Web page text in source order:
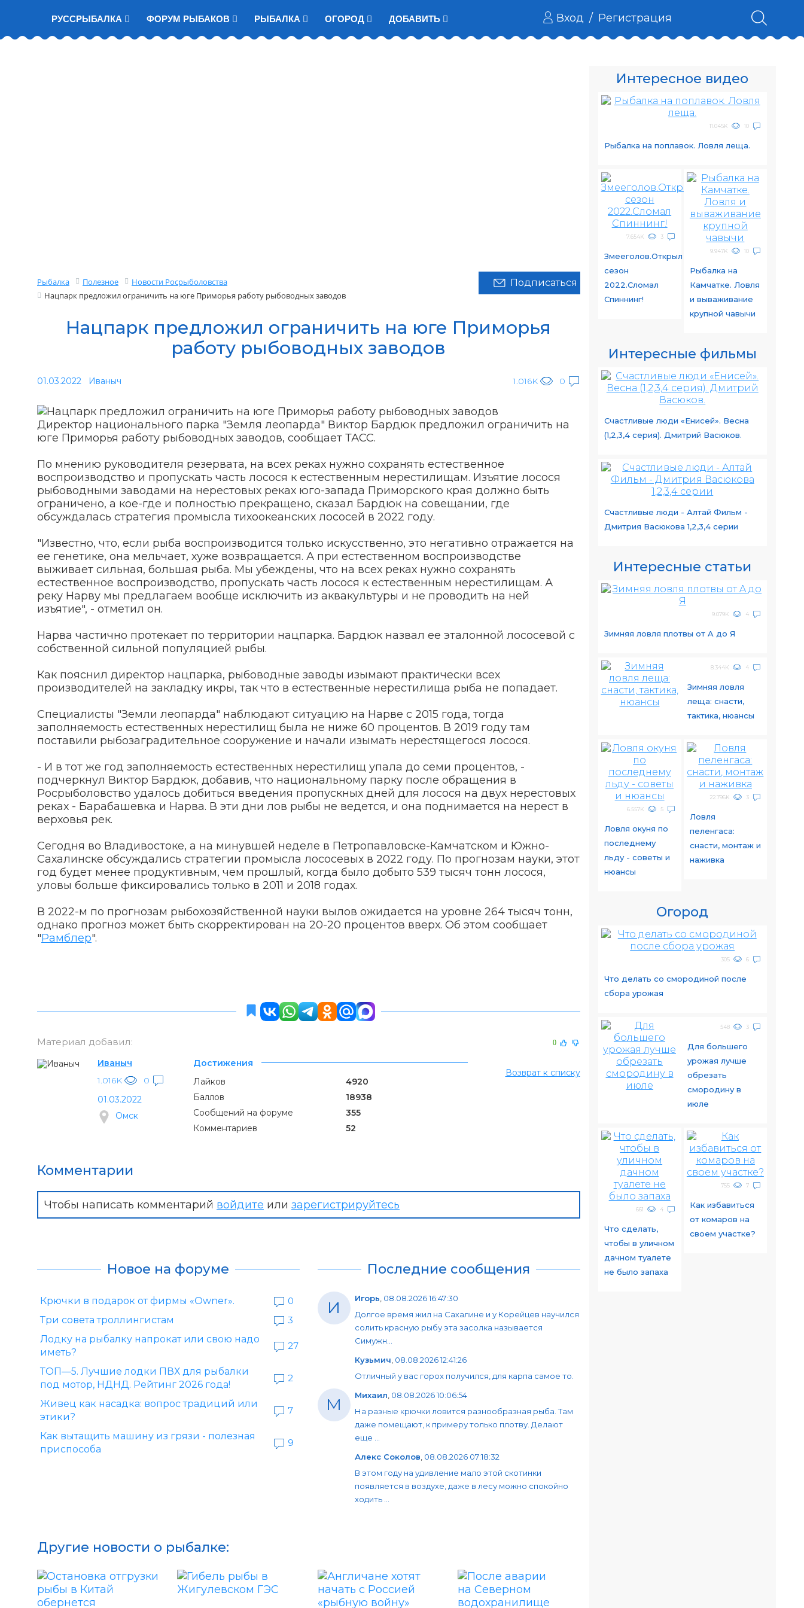
РУССРЫБАЛКА ФОРУМ РЫБАКОВ РЫБАЛКА ОГОРОД ДОБАВИТЬ Вход / Регистрация
Рыбалка Полезное
Новости Росрыболовства
Нацпарк предложил ограничить на юге Приморья работу рыбоводных заводов
Подписаться
Нацпарк предложил ограничить на юге Приморья
работу рыбоводных заводов
01.03.2022 Иваныч 1.016K 0
Директор национального парка "Земля леопарда" Виктор Бардюк предложил ограничить на
юге Приморья работу рыбоводных заводов, сообщает ТАСС.
По мнению руководителя резервата, на всех реках нужно сохранять естественное
воспроизводство и пропускать часть лосося к естественным нерестилищам. Изъятие лосося
рыбоводными заводами на нерестовых реках юго-запада Приморского края должно быть
ограничено, а кое-где и полностью прекращено, сказал Бардюк на совещании, где
обсуждалась стратегия промысла тихоокеанских лососей в 2022 году.
"Известно, что, если рыба воспроизводится только искусственно, это негативно отражается на
ее генетике, она мельчает, хуже возвращается. А при естественном воспроизводстве
выживает сильная, большая рыба. Мы убеждены, что на всех реках нужно сохранять
естественное воспроизводство, пропускать часть лосося к естественным нерестилищам. А
реку Нарву мы предлагаем вообще исключить из аквакультуры и не проводить на ней
изъятие", - отметил он.
Нарва частично протекает по территории нацпарка. Бардюк назвал ее эталонной лососевой с
собственной сильной популяцией рыбы.
Как пояснил директор нацпарка, рыбоводные заводы изымают практически всех
производителей на закладку икры, так что в естественные нерестилища рыба не попадает.
Специалисты "Земли леопарда" наблюдают ситуацию на Нарве с 2015 года, тогда
заполняемость естественных нерестилищ была не ниже 60 процентов. В 2019 году там
поставили рыбозаградительное сооружение и начали изымать нерестящегося лосося.
- И в тот же год заполняемость естественных нерестилищ упала до семи процентов, -
подчеркнул Виктор Бардюк, добавив, что национальному парку после обращения в
Росрыболовство удалось добиться введения пропускных дней для лосося на двух нерестовых
реках - Барабашевка и Нарва. В эти дни лов рыбы не ведется, и она поднимается на нерест в
верховья рек.
Сегодня во Владивостоке, а на минувшей неделе в Петропавловске-Камчатском и Южно-
Сахалинске обсуждались стратегии промысла лососевых в 2022 году. По прогнозам науки, этот
год будет менее продуктивным, чем прошлый, когда было добыто 539 тысяч тонн лосося,
уловы больше фиксировались только в 2011 и 2018 годах.
В 2022-м по прогнозам рыбохозяйственной науки вылов ожидается на уровне 264 тысяч тонн,
однако прогноз может быть скорректирован на 20-20 процентов вверх. Об этом сообщает
"Рамблер".
Материал добавил: 0
Иваныч
1.016K
0
01.03.2022
Омск
Достижения
Лайков
4920
Баллов
18938
Сообщений на форуме
355
Комментариев
52
Возврат к списку
Комментарии
Чтобы написать комментарий войдите или зарегистрируйтесь
Новое на форуме
Крючки в подарок от фирмы «Owner».
0
Три совета троллингистам
3
Лодку на рыбалку напрокат или свою надо
иметь?
27
ТОП—5. Лучшие лодки ПВХ для рыбалки
под мотор, НДНД. Рейтинг 2026 года!
2
Живец как насадка: вопрос традиций или
этики?
7
Как вытащить машину из грязи - полезная
приспособа
9
Последние сообщения
И Игорь 08.08.2026 16:47:30
Долгое время жил на Сахалине и у Корейцев научился
солить красную рыбу эта засолка называется
Симужн...
Кузьмич 08.08.2026 12:41:26
Отличный у вас горох получился, для карпа самое то.
М Михаил 08.08.2026 10:06:54
На разные крючки ловится разнообразная рыба. Там
даже помещают, к примеру только плотву. Делают
еще ...
Алекс Соколов 08.08.2026 07:18:32
В этом году на удивление мало этой скотинки
появляется в воздухе, даже в лесу можно спокойно
ходить ...
Другие новости о рыбалке:
Интересное видео
11.045K 10
Рыбалка на поплавок. Ловля леща.
7.654K 3
Змееголов.Открыл
сезон
2022.Сломал
Спиннинг!
9.947K 10
Рыбалка на
Камчатке. Ловля
и вываживание
крупной чавычи
Интересные фильмы
Счастливые люди «Енисей». Весна
(1,2,3,4 серия). Дмитрий Васюков.
Счастливые люди - Алтай Фильм -
Дмитрия Васюкова 1,2,3,4 серии
Интересные статьи
9.079K 4
Зимняя ловля плотвы от A до Я
8.344K 4
Зимняя ловля
леща: снасти,
тактика, нюансы
6.557K 5
Ловля окуня по
последнему
льду - советы и
нюансы
22.796K 3
Ловля
пеленгаса:
снасти, монтаж и
наживка
Огород
305 6
Что делать со смородиной после
сбора урожая
548 3
Для большего
урожая лучше
обрезать
смородину в
июле
661 4
Что сделать,
чтобы в уличном
дачном туалете
не было запаха
755 7
Как избавиться
от комаров на
своем участке?